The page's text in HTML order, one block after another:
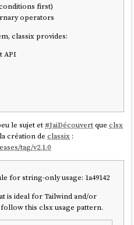
first)
operators
classix provides:
API
le sujet et #JaiDécouvertqueclsx
création declassix :
tag/v2.1.0
for string-only usage: 1a49142
is ideal for Tailwind and/or
this clsx usage pattern.